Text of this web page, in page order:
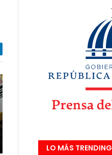
LO MÁS TRENDING